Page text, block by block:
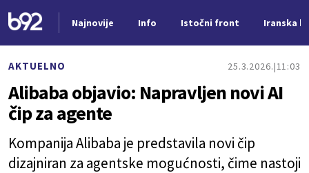
Najnovije Info Istočni front Iranska
AKTUELNO 25.3.2026. 11:03
Alibaba objavio: Napravljen novi AI
čip za agente
Kompanija Alibaba je predstavila novi čip
dizajniran za agentske mogućnosti, čime nastoji